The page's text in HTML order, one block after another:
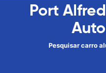
Port
Pesquisar carro